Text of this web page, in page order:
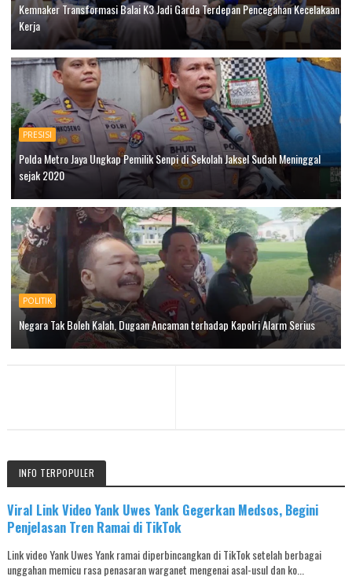
Kemnaker Transformasi Balai K3 Jadi Garda Terdepan Pencegahan Kecelakaan
Kerja
PRESISI
Polda Metro Jaya Ungkap Pemilik Senpi di Sekolah Jaksel Sudah Meninggal
sejak 2020
POLITIK
Negara Tak Boleh Kalah, Dugaan Ancaman terhadap Kapolri Alarm Serius
INFO TERPOPULER
Viral Link Video Yank Uwes Yank Gegerkan Medsos, Begini
Penjelasan Tren Ramai di TikTok
Link video Yank Uwes Yank ramai diperbincangkan di TikTok setelah berbagai
unggahan memicu rasa penasaran warganet mengenai asal-usul dan ko...